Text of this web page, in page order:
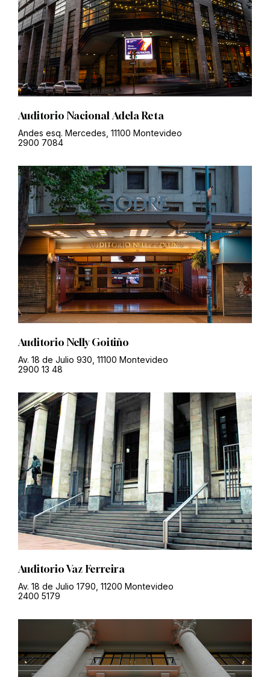
Auditorio Nacional Adela Reta
Andes esq. Mercedes, 11100 Montevideo
2900 7084
Auditorio Nelly Goitiño
Av. 18 de Julio 930, 11100 Montevideo
2900 13 48
Auditorio Vaz Ferreira
Av. 18 de Julio 1790, 11200 Montevideo
2400 5179